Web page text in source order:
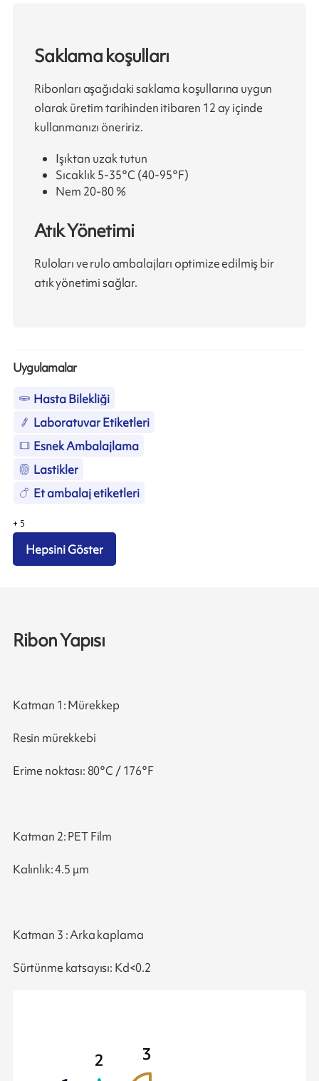
Saklama koşulları
Ribonları aşağıdaki saklama koşullarına uygun
olarak üretim tarihinden itibaren 12 ay içinde
kullanmanızı öneririz.
Işıktan uzak tutun
Sıcaklık 5-35°C (40-95°F)
Nem 20-80 %
Atık Yönetimi
Ruloları ve rulo ambalajları optimize edilmiş bir
atık yönetimi sağlar.
Uygulamalar
Hasta Bilekliği
Laboratuvar Etiketleri
Esnek Ambalajlama
Lastikler
Et ambalaj etiketleri
+ 5
Hepsini Göster
Ribon Yapısı
Katman 1: Mürekkep
Resin mürekkebi
Erime noktası: 80°C / 176°F
Katman 2: PET Film
Kalınlık: 4.5 μm
Katman 3 : Arka kaplama
Sürtünme katsayısı: Kd<0.2